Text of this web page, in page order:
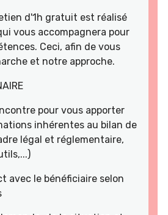
d'1h gratuit est réalisé
vous accompagnera pour
Ceci, afin de vous
et notre approche.
pour vous apporter
inhérentes au bilan de
légal et réglementaire,
avec le bénéficiaire selon